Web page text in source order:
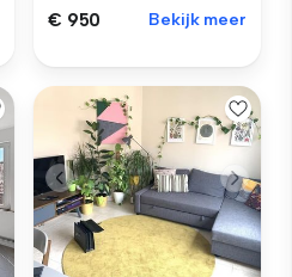
€ 950 Bekijk meer